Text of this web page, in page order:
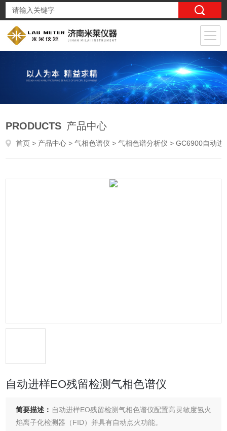
PRODUCTS 产品中心
首页 > 产品中心 >气相色谱仪 >气相色谱分析仪 > GC6900自动进样EO残留检测气相色谱仪
自动进样EO残留检测气相色谱仪
简要描述： 自动进样EO残留检测气相色谱仪配置高灵敏度氢火
焰离子化检测器（FID）并具有自动点火功能。